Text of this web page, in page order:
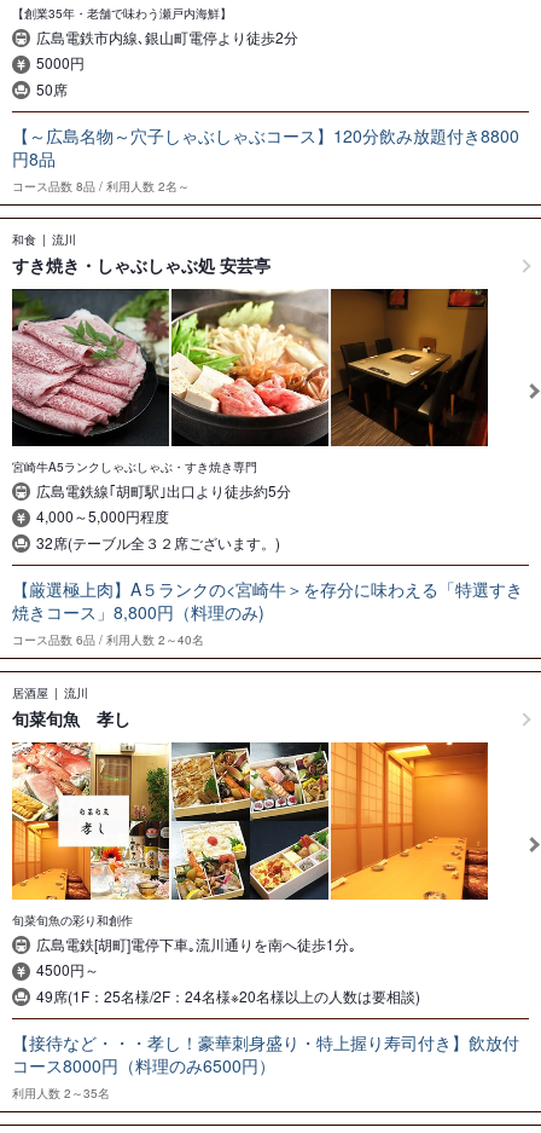
【創業35年・老舗で味わう瀬戸内海鮮】
広島電鉄市内線､銀山町電停より徒歩2分
5000円
50席
【～広島名物～穴子しゃぶしゃぶコース】120分飲み放題付き8800
円8品
コース品数 8品 利用人数 2名～
和食 流川
すき焼き・しゃぶしゃぶ処 安芸亭
宮崎牛A5ランクしゃぶしゃぶ・すき焼き専門
広島電鉄線｢胡町駅｣出口より徒歩約5分
4,000～5,000円程度
32席(テーブル全３２席ございます。)
【厳選極上肉】A５ランクの<宮崎牛＞を存分に味わえる「特選すき
焼きコース」8,800円（料理のみ)
コース品数 6品 利用人数 2～40名
居酒屋 流川
旬菜旬魚 孝し
旬菜旬魚の彩り和創作
広島電鉄[胡町]電停下車｡流川通りを南へ徒歩1分｡
4500円～
49席(1F：25名様/2F：24名様※20名様以上の人数は要相談)
【接待など・・・孝し！豪華刺身盛り・特上握り寿司付き】飲放付
コース8000円（料理のみ6500円）
利用人数 2～35名